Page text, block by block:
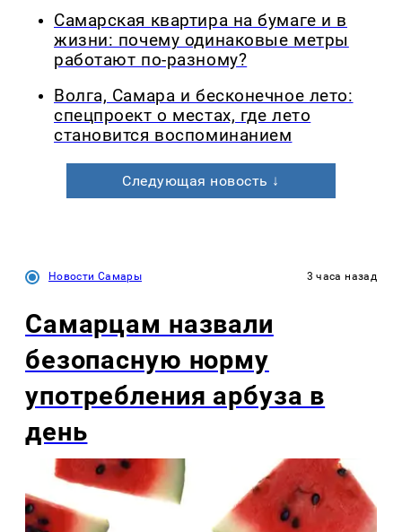
Самарская квартира на бумаге и в
жизни: почему одинаковые метры
работают по-разному?
Волга, Самара и бесконечное лето:
спецпроект о местах, где лето
становится воспоминанием
Следующая новость ↓
Новости Самары 3 часа назад
Самарцам назвали
безопасную норму
употребления арбуза в
день